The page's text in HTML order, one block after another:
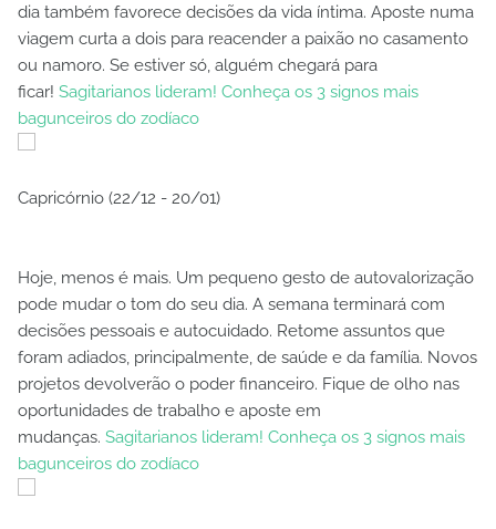
dia também favorece decisões da vida íntima. Aposte numa
viagem curta a dois para reacender a paixão no casamento
ou namoro. Se estiver só, alguém chegará para
ficar! Sagitarianos lideram! Conheça os 3 signos mais
bagunceiros do zodíaco
Capricórnio (22/12 - 20/01)
Hoje, menos é mais. Um pequeno gesto de autovalorização
pode mudar o tom do seu dia. A semana terminará com
decisões pessoais e autocuidado. Retome assuntos que
foram adiados, principalmente, de saúde e da família. Novos
projetos devolverão o poder financeiro. Fique de olho nas
oportunidades de trabalho e aposte em
mudanças. Sagitarianos lideram! Conheça os 3 signos mais
bagunceiros do zodíaco